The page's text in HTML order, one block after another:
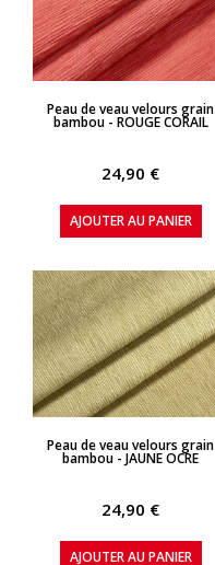
APERÇU RAPIDE
Peau de veau velours grain
bambou - ROUGE CORAIL
24,90 €
AJOUTER AU PANIER
APERÇU RAPIDE
Peau de veau velours grain
bambou - JAUNE OCRE
24,90 €
AJOUTER AU PANIER